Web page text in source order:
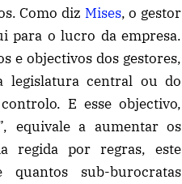
Como diz Mises, o gestor
para o lucro da empresa.
e objectivos dos gestores,
legislatura central ou do
E esse objectivo,
equivale a aumentar os
regida por regras, este
sub-burocratas